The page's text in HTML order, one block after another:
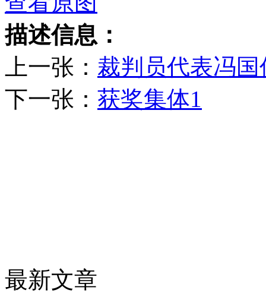
描述信息：
上一张： 裁判员代表冯
下一张： 获奖集体1
最新文章